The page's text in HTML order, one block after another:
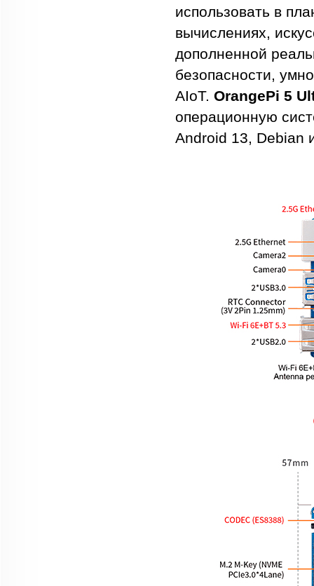
использовать в
вычислениях,
дополненной
безопасности,
AIoT. OrangePi 5
операционную
Android 13, Debian